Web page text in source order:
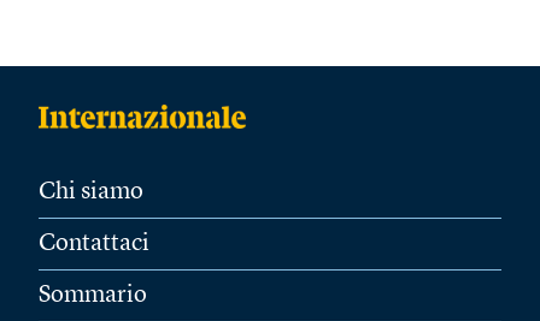
Chi siamo
Contattaci
Sommario